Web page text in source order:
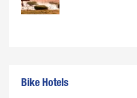
Bike Hotels